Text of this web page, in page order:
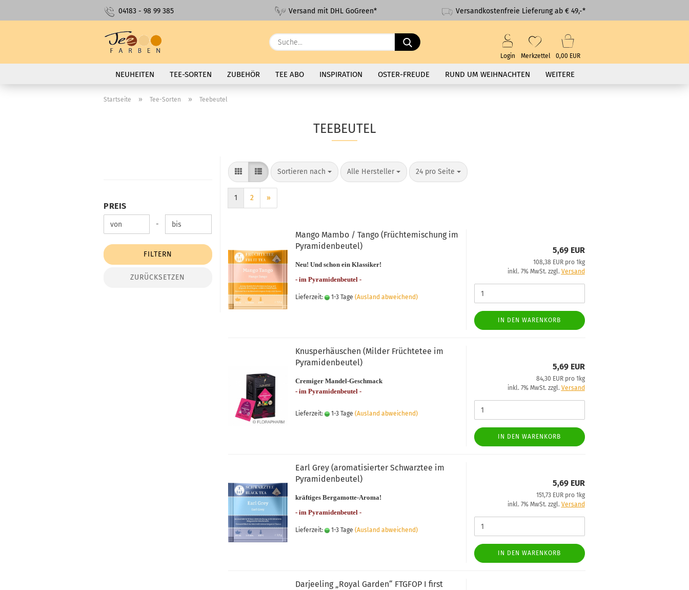
04183 - 98 99 385 Versand mit DHL GoGreen* Versandkostenfreie Lieferung ab € 49,-*
Suche...
Login Merkzettel 0,00 EUR
NEUHEITEN TEE-SORTEN ZUBEHÖR TEE ABO INSPIRATION OSTER-FREUDE RUND UM WEIHNACHTEN WEITERE
Startseite » Tee-Sorten » Teebeutel
TEEBEUTEL
PREIS
Preis bis -
FILTERN
ZURÜCKSETZEN
Sortieren nach
Sortieren nach Alle Hersteller
pro Seite 24 pro Seite
pro Seite
1 2 »
Mango Mambo / Tango (Früchtemischung im
Pyramidenbeutel)
Neu! Und schon ein Klassiker!
- im Pyramidenbeutel -
Lieferzeit: 1-3 Tage (Ausland abweichend)
5,69 EUR
108,38 EUR pro 1kg
inkl. 7% MwSt. zzgl. Versand
IN DEN WARENKORB
Knusperhäuschen (Milder Früchtetee im
Pyramidenbeutel)
Cremiger Mandel-Geschmack
- im Pyramidenbeutel -
Lieferzeit: 1-3 Tage (Ausland abweichend)
5,69 EUR
84,30 EUR pro 1kg
inkl. 7% MwSt. zzgl. Versand
IN DEN WARENKORB
Earl Grey (aromatisierter Schwarztee im
Pyramidenbeutel)
kräftiges Bergamotte-Aroma!
- im Pyramidenbeutel -
Lieferzeit: 1-3 Tage (Ausland abweichend)
5,69 EUR
151,73 EUR pro 1kg
inkl. 7% MwSt. zzgl. Versand
IN DEN WARENKORB
Darjeeling „Royal Garden“ FTGFOP I first